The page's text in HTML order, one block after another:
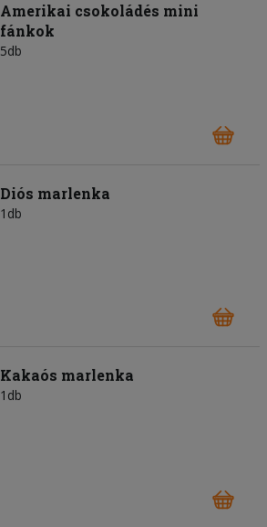
Amerikai csokoládés mini
fánkok
5db
Diós marlenka
1db
Kakaós marlenka
1db